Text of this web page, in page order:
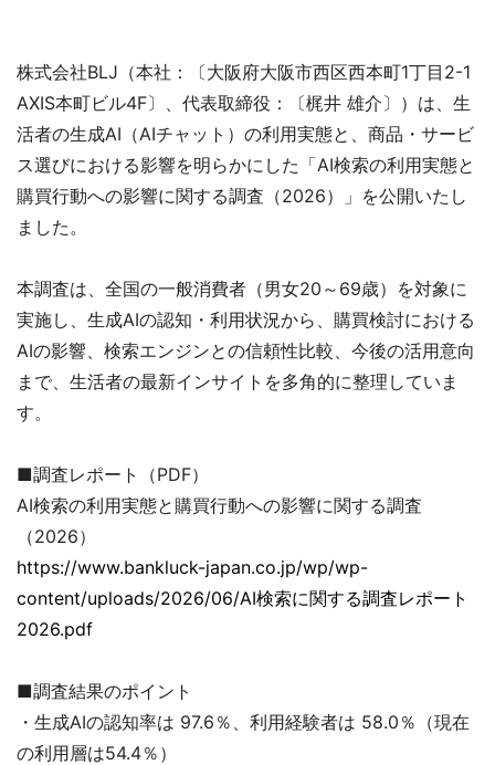
株式会社BLJ（本社：〔大阪府大阪市西区西本町1丁目2-1
AXIS本町ビル4F〕、代表取締役：〔梶井 雄介〕）は、生
活者の生成AI（AIチャット）の利用実態と、商品・サービ
ス選びにおける影響を明らかにした「AI検索の利用実態と
購買行動への影響に関する調査（2026）」を公開いたし
ました。
本調査は、全国の一般消費者（男女20～69歳）を対象に
実施し、生成AIの認知・利用状況から、購買検討における
AIの影響、検索エンジンとの信頼性比較、今後の活用意向
まで、生活者の最新インサイトを多角的に整理していま
す。
■調査レポート（PDF）
AI検索の利用実態と購買行動への影響に関する調査
（2026）
https://www.bankluck-japan.co.jp/wp/wp-
content/uploads/2026/06/AI検索に関する調査レポート
2026.pdf
■調査結果のポイント
・生成AIの認知率は 97.6％、利用経験者は 58.0％（現在
の利用層は54.4％）